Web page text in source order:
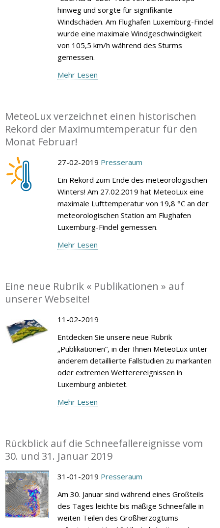
hinweg und sorgte für signifikante
Windschäden. Am Flughafen Luxemburg-Findel
wurde eine maximale Windgeschwindigkeit
von 105,5 km/h während des Sturms
gemessen.
Mehr Lesen
MeteoLux verzeichnet einen historischen
Rekord der Maximumtemperatur für den
Monat Februar!
27-02-2019 Presseraum
Ein Rekord zum Ende des meteorologischen
Winters! Am 27.02.2019 hat MeteoLux eine
maximale Lufttemperatur von 19,8 °C an der
meteorologischen Station am Flughafen
Luxemburg-Findel gemessen.
Mehr Lesen
Eine neue Rubrik « Publikationen » auf
unserer Webseite!
11-02-2019
Entdecken Sie unsere neue Rubrik
„Publikationen“, in der Ihnen MeteoLux unter
anderem detaillierte Fallstudien zu markanten
oder extremen Wetterereignissen in
Luxemburg anbietet.
Mehr Lesen
Rückblick auf die Schneefallereignisse vom
30. und 31. Januar 2019
31-01-2019 Presseraum
Am 30. Januar sind während eines Großteils
des Tages leichte bis mäßige Schneefälle in
weiten Teilen des Großherzogtums